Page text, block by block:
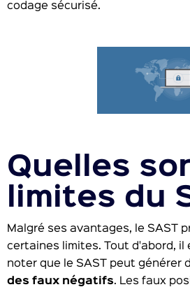
codage sécurisé.
Quelles
limites du
Malgré ses avantages, le SAST
certaines limites. Tout d'abord, il
noter que le SAST peut générer
des faux négatifs. Les faux